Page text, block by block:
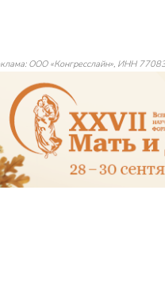
ООО «Конгресслайн», ИНН